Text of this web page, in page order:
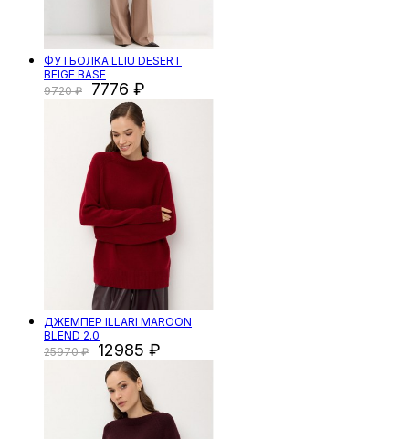
ФУТБОЛКА LLIU DESERT
BEIGE BASE
9720
7776
ДЖЕМПЕР ILLARI MAROON
BLEND 2.0
25970
12985